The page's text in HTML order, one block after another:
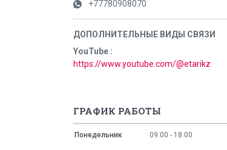
+77780908070
YouTube
https://www.youtube.com/@etarikz
ГРАФИК РАБОТЫ
Понедельник 09:00 18:00